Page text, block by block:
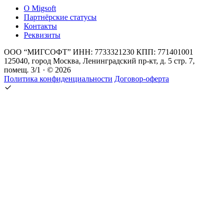
О Migsoft
Партнёрские статусы
Контакты
Реквизиты
ООО “МИГСОФТ” ИНН: 7733321230 КПП: 771401001
125040, город Москва, Ленинградский пр-кт, д. 5 стр. 7,
помещ. 3/1 · © 2026
Политика конфиденциальности Договор-оферта